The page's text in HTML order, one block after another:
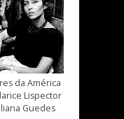
da América
Lispector
Guedes